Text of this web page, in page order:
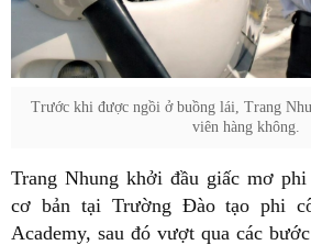
Trước khi được ngồi ở buồng lái, Trang
viên hàng không.
Trang Nhung khởi đầu giấc mơ
cơ bản tại Trường Đào tạo phi
Academy, sau đó vượt qua các